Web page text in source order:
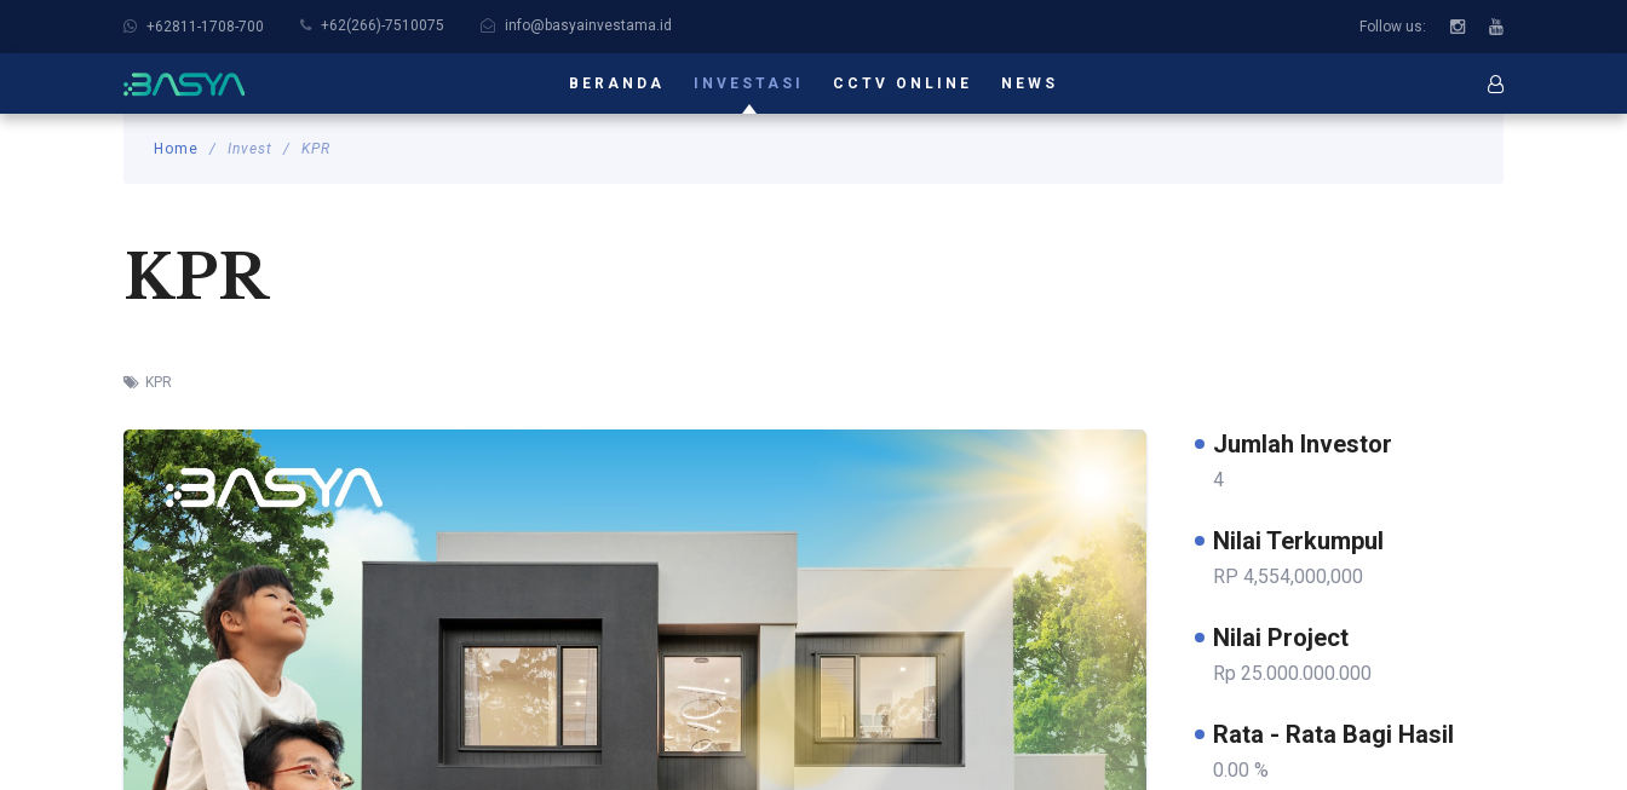
+62811-1708-700 +62(266)-7510075 info@basyainvestama.id Follow us:
BERANDA INVESTASI CCTV ONLINE NEWS
Home Invest KPR
KPR
KPR
Jumlah Investor
4
Nilai Terkumpul
RP 4,554,000,000
Nilai Project
Rp 25.000.000.000
Rata - Rata Bagi Hasil
0.00 %